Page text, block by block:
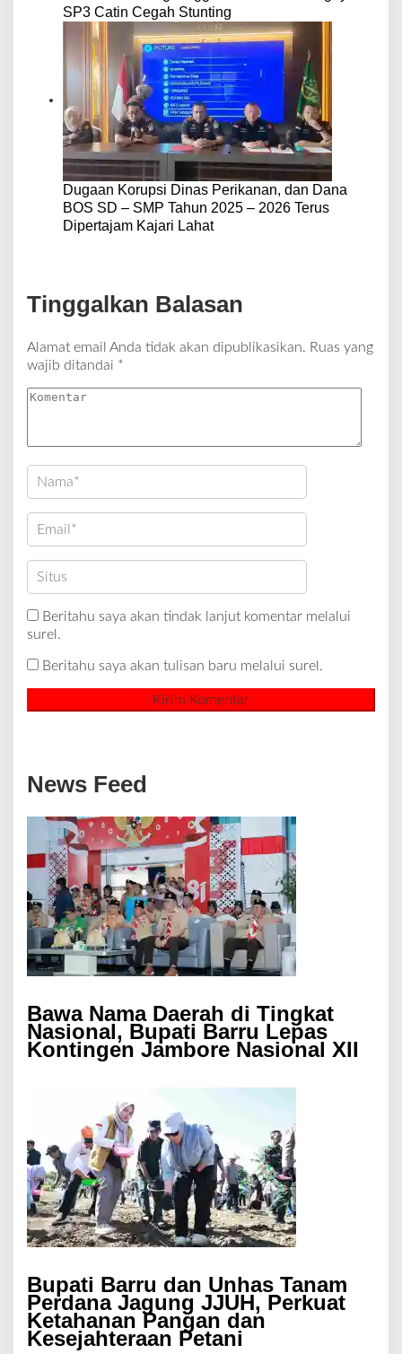
SP3 Catin Cegah Stunting
Dugaan Korupsi Dinas Perikanan, dan Dana
BOS SD – SMP Tahun 2025 – 2026 Terus
Dipertajam Kajari Lahat
Tinggalkan Balasan
Alamat email Anda tidak akan dipublikasikan. Ruas yang
wajib ditandai *
Beritahu saya akan tindak lanjut komentar melalui
surel.
Beritahu saya akan tulisan baru melalui surel.
News Feed
Bawa Nama Daerah di Tingkat
Nasional, Bupati Barru Lepas
Kontingen Jambore Nasional XII
Bupati Barru dan Unhas Tanam
Perdana Jagung JJUH, Perkuat
Ketahanan Pangan dan
Kesejahteraan Petani